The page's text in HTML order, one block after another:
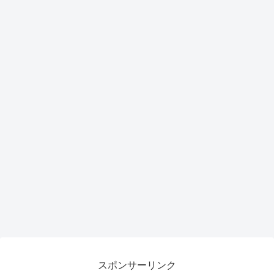
スポンサーリンク